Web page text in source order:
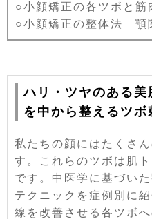
○小顔矯正の各ツボと筋
○小顔矯正の整体法 顎
ハリ・ツヤのある
を中から整えるツ
私たちの顔にはたくさ
す。これらのツボは肌
です。中医学に基づい
テクニックを症例別に
線を改善させる各ツボ